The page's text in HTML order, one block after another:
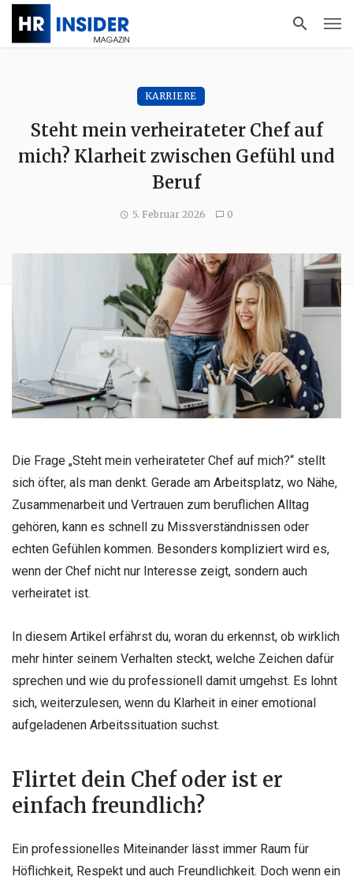
KARRIERE
Steht mein verheirateter Chef auf
mich? Klarheit zwischen Gefühl und
Beruf
5. Februar 2026 0
Die Frage „Steht mein verheirateter Chef auf mich?“ stellt
sich öfter, als man denkt. Gerade am Arbeitsplatz, wo Nähe,
Zusammenarbeit und Vertrauen zum beruflichen Alltag
gehören, kann es schnell zu Missverständnissen oder
echten Gefühlen kommen. Besonders kompliziert wird es,
wenn der Chef nicht nur Interesse zeigt, sondern auch
verheiratet ist.
In diesem Artikel erfährst du, woran du erkennst, ob wirklich
mehr hinter seinem Verhalten steckt, welche Zeichen dafür
sprechen und wie du professionell damit umgehst. Es lohnt
sich, weiterzulesen, wenn du Klarheit in einer emotional
aufgeladenen Arbeitssituation suchst.
Flirtet dein Chef oder ist er
einfach freundlich?
Ein professionelles Miteinander lässt immer Raum für
Höflichkeit, Respekt und auch Freundlichkeit. Doch wenn ein